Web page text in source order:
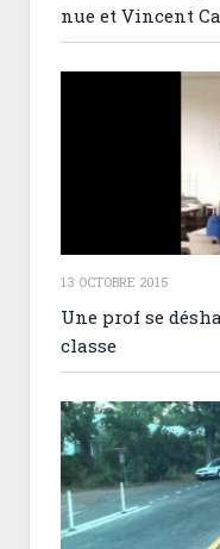
nue et Vincent
13 OCTOBRE 2015
Une prof se
classe